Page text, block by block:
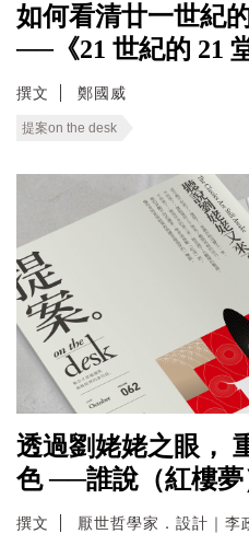
如何看清廿一世紀
──《21 世紀的 21
撰文 鄭國威
提案on the desk
透過劉姥姥之眼，
色 ──誰說（紅樓夢
撰文 厭世哲學家．設計｜李